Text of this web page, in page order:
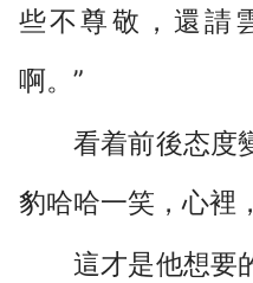
些不尊敬，還請
啊。”
看着前後态度
豹哈哈一笑，心裡
這才是他想要